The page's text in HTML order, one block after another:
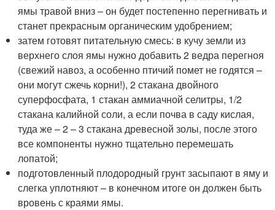
ямы травой вниз – он будет постепенно перегнивать и
станет прекрасным органическим удобрением;
затем готовят питательную смесь: в кучу земли из
верхнего слоя ямы нужно добавить 2 ведра перегноя
(свежий навоз, а особенно птичий помет не годятся –
они могут сжечь корни!), 2 стакана двойного
суперфосфата, 1 стакан аммиачной селитры, 1/2
стакана калийной соли, а если почва в саду кислая,
туда же – 2 – 3 стакана древесной золы, после этого
все компоненты нужно тщательно перемешать
лопатой;
подготовленный плодородный грунт засыпают в яму и
слегка уплотняют – в конечном итоге он должен быть
вровень с краями ямы.